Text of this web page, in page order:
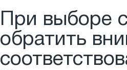
При выборе
обратить